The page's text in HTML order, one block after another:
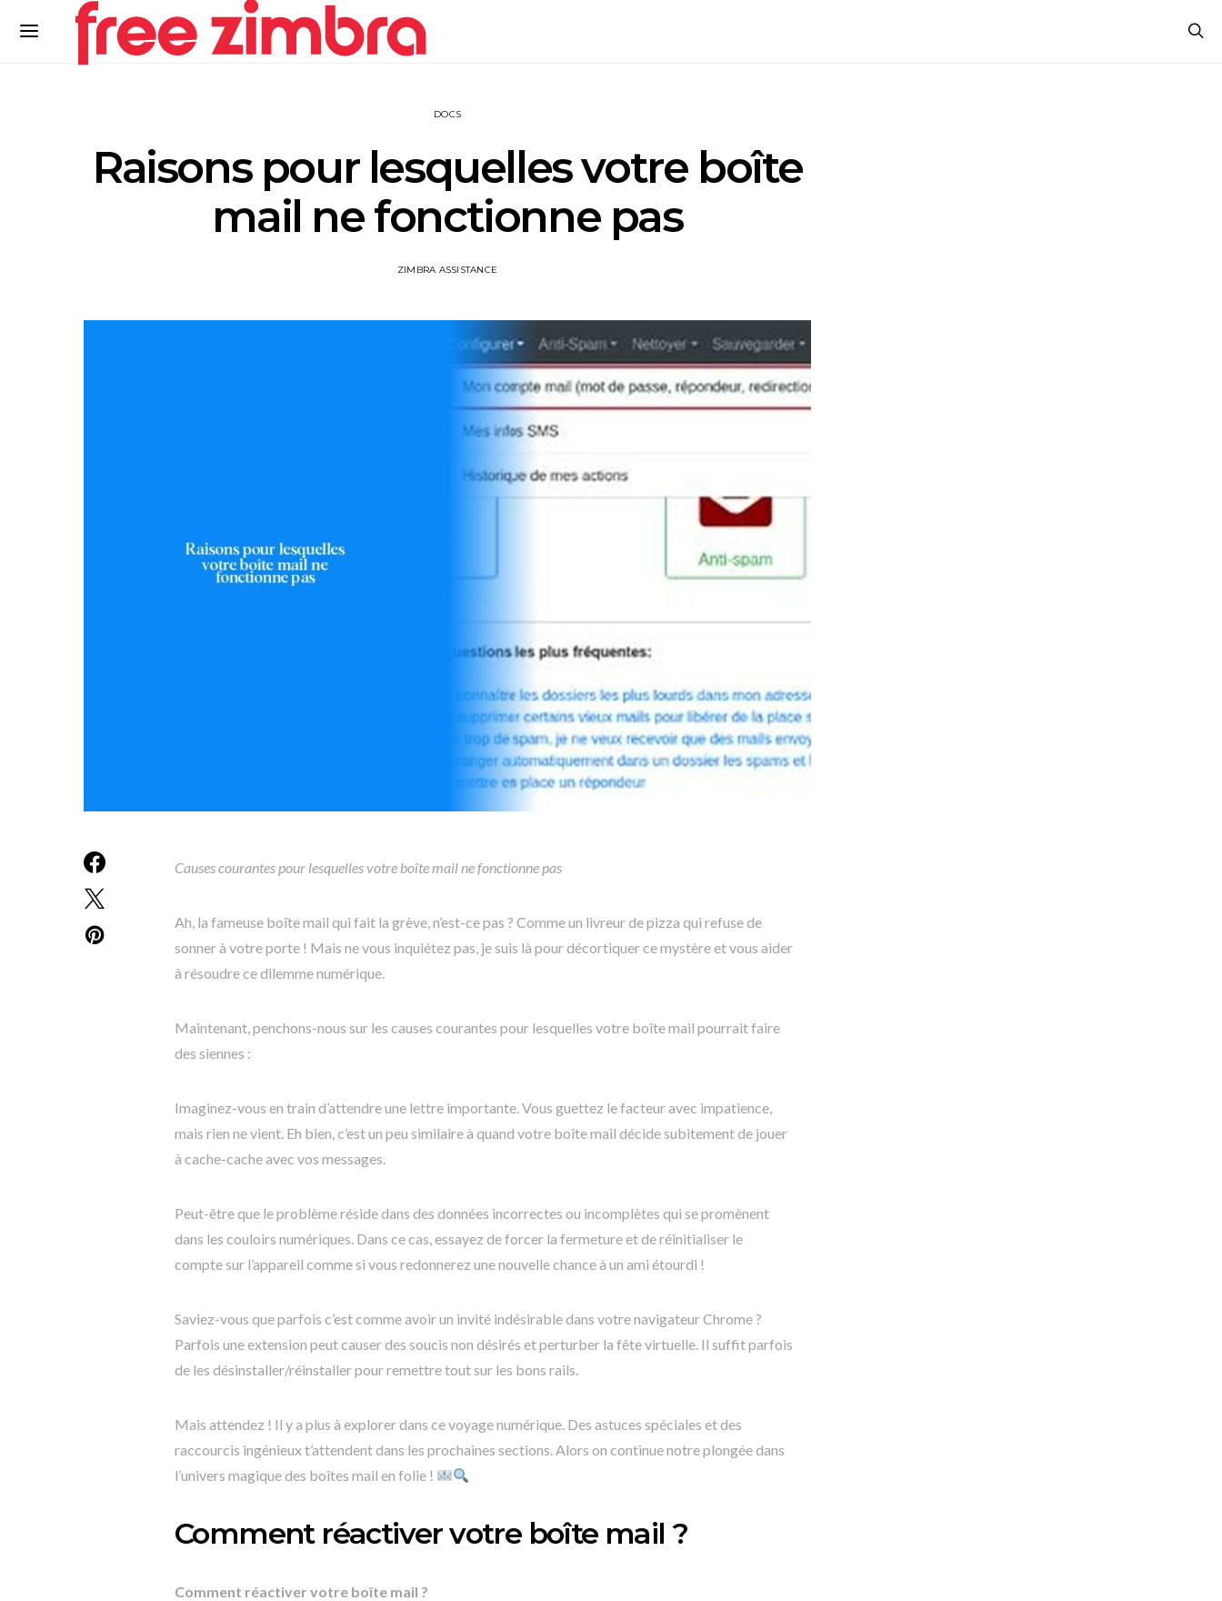
DOCS
Raisons pour lesquelles votre boîte
mail ne fonctionne pas
ZIMBRA ASSISTANCE
Causes courantes pour lesquelles votre boîte mail ne fonctionne pas
Ah, la fameuse boîte mail qui fait la grève, n’est-ce pas ? Comme un livreur de pizza qui refuse de
sonner à votre porte ! Mais ne vous inquiétez pas, je suis là pour décortiquer ce mystère et vous aider
à résoudre ce dilemme numérique.
Maintenant, penchons-nous sur les causes courantes pour lesquelles votre boîte mail pourrait faire
des siennes :
Imaginez-vous en train d’attendre une lettre importante. Vous guettez le facteur avec impatience,
mais rien ne vient. Eh bien, c’est un peu similaire à quand votre boîte mail décide subitement de jouer
à cache-cache avec vos messages.
Peut-être que le problème réside dans des données incorrectes ou incomplètes qui se promènent
dans les couloirs numériques. Dans ce cas, essayez de forcer la fermeture et de réinitialiser le
compte sur l’appareil comme si vous redonnerez une nouvelle chance à un ami étourdi !
Saviez-vous que parfois c’est comme avoir un invité indésirable dans votre navigateur Chrome ?
Parfois une extension peut causer des soucis non désirés et perturber la fête virtuelle. Il suffit parfois
de les désinstaller/réinstaller pour remettre tout sur les bons rails.
Mais attendez ! Il y a plus à explorer dans ce voyage numérique. Des astuces spéciales et des
raccourcis ingénieux t’attendent dans les prochaines sections. Alors on continue notre plongée dans
l’univers magique des boîtes mail en folie !
Comment réactiver votre boîte mail ?
Comment réactiver votre boîte mail ?